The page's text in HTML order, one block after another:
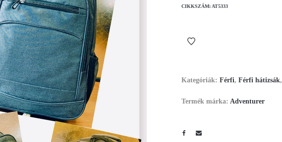
CIKKSZÁM: AT5333
Kategóriák: Férfi, Férfi hátizsák,
Termék márka: Adventurer